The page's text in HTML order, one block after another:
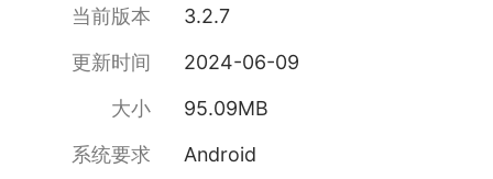
当前版本
3.2.7
更新时间
2024-06-09
大小
95.09MB
系统要求
Android